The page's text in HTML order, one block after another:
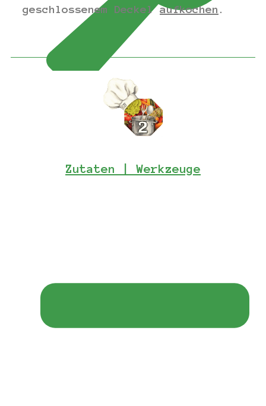
Topf mit Deckel
geschlossenem Deckelaufkochen .
Zutaten | Werkzeuge